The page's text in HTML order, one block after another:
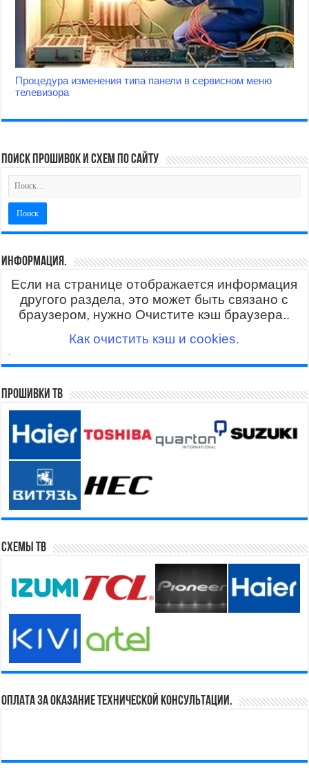
Процедура изменения типа панели в сервисном меню
телевизора
поиск прошивок и схем по сайту
Информация.
Если на странице отображается информация
другого раздела, это может быть связано с
браузером, нужно Очистите кэш браузера..
Как очистить кэш и cookies.
.
Прошивки ТВ
Схемы ТВ
Оплата за оказание технической консультации.